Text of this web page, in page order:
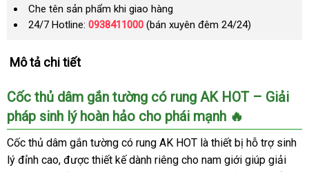
Che tên sản phẩm khi giao hàng
24/7 Hotline: 0938411000 (bán xuyên đêm 24/24)
Mô tả chi tiết
Cốc thủ dâm gắn tường có rung AK HOT – Giải
pháp sinh lý hoàn hảo cho phái mạnh 🔥
Cốc thủ dâm gắn tường có rung AK HOT là thiết bị hỗ trợ sinh
lý đỉnh cao, được thiết kế dành riêng cho nam giới giúp giải